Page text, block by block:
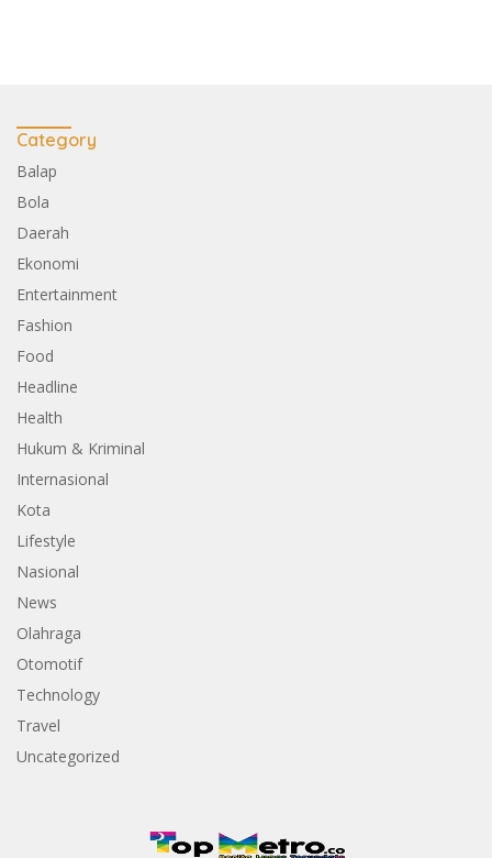
Category
Balap
Bola
Daerah
Ekonomi
Entertainment
Fashion
Food
Headline
Health
Hukum & Kriminal
Internasional
Kota
Lifestyle
Nasional
News
Olahraga
Otomotif
Technology
Travel
Uncategorized